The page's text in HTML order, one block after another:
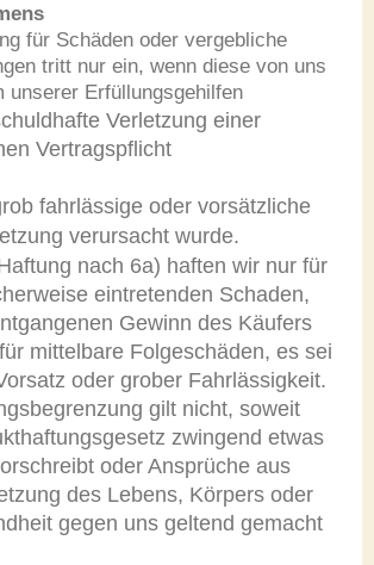
für Schäden oder vergebliche
tritt nur ein, wenn diese von uns
unserer Erfüllungsgehilfen
Verletzung einer
Vertragspflicht
fahrlässige oder vorsätzliche
verursacht wurde.
nach 6a) haften wir nur für
eintretenden Schaden,
Gewinn des Käufers
mittelbare Folgeschäden, es sei
oder grober Fahrlässigkeit.
gilt nicht, soweit
zwingend etwas
oder Ansprüche aus
des Lebens, Körpers oder
gegen uns geltend gemacht